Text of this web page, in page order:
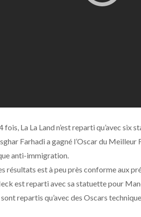
fois, La La Land n’est reparti qu’avec
Farhadi a gagné l’Oscar du
anti-immigration.
résultats est à peu près conforme aux
est reparti avec sa statuette pour
repartis qu’avec des Oscars